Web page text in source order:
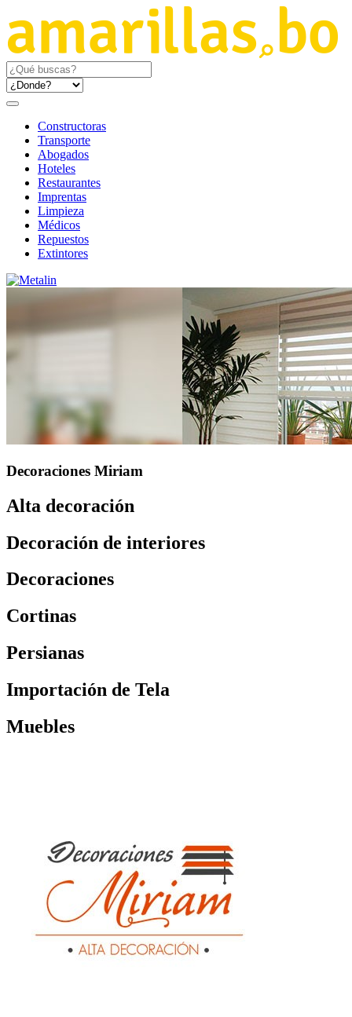
Constructoras
Transporte
Abogados
Hoteles
Restaurantes
Imprentas
Limpieza
Médicos
Repuestos
Extintores
Decoraciones Miriam
Alta decoración
Decoración de interiores
Decoraciones
Cortinas
Persianas
Importación de Tela
Muebles